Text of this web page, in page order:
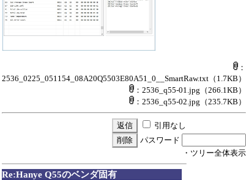
：
2536_0225_051154_08A20Q5503E80A51_0__SmartRaw.txt （1.7KB）
：2536_q55-01.jpg （266.1KB）
：2536_q55-02.jpg （235.7KB）
引用なし
パスワード
・ツリー全体表示
Re:Hanye Q55のベンダ固有